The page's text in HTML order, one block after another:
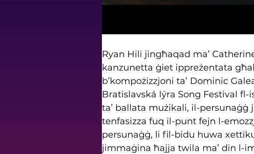
Ryan Hili jingħaqad ma’
kanzunetta ġiet ippreżentata
b’kompożizzjoni ta’ Dominic
Bratislavská lýra Song Festival
ta’ ballata mużikali, il-
tenfasizza fuq il-punt fejn l-
persunaġġ, li fil-bidu huwa
jimmaġina ħajja twila ma’ din l-